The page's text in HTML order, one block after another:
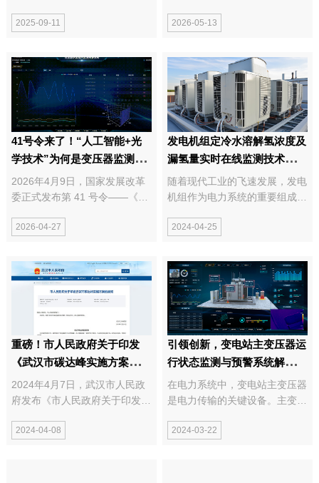
见（国能发科技〔2025〕73
进入人工智能深度融合新阶段。
政策指出“要以拓展人工智能与
能源领域深度融...
2025-09-11
环保监管常态化的双重驱动下，
放、精准管控、数据溯源的新阶
段。《十四五生态环境监测规
划》《大...
2026-05-13
41号令来了！“人工智能+光
学技术”为何是变压器监测更
优解？
2026年4月9日，国家发展改革
委正式发布第 41 号令——《电
监督管理规定》（以下简称：
起全国统一正式施行。电力安全
监管从此告别“模糊排查”，迈
入“量化判定”的强制...
2026-04-27
发电机组定冷水溶解氢浓度及
漏氢量实时在线监测技术的发
展和意义
随着现代工业的飞速发展，发电
机组作为电力系统的重要组成部
具有重要意义。然而，发电机在
漏的问题，这不仅影响了发电机
组的效率，还可能引发安全事
故。因此，对...
2024-04-25
重磅！市人民政府关于印发
《武汉市碳达峰实施方案》的
通知！
2024年4月7日，武汉市人民政
府发布《市人民政府关于印发武
印发《武汉市碳达峰实施方
2024-04-08
引领创新，变电站主变压器运
行状态监测与预警系统解决方
案横空出世！
在电力系统中，变电站主变压器
是电力传输的关键设备。主变压
痪，造成巨大的经济损失和安全
2024-03-22